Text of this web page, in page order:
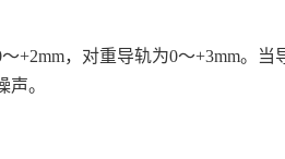
+2mm，对重导轨为0～+3mm。
。